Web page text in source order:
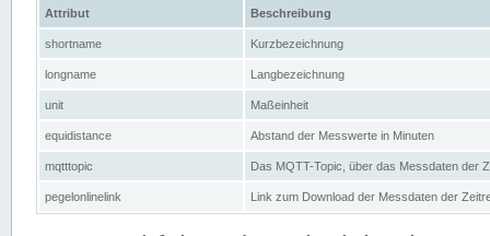
Attribut Beschreibung
shortname Kurzbezeichnung
longname Langbezeichnung
unit Maßeinheit
equidistance Abstand der Messwerte in Minuten
mqtttopic Das MQTT-Topic, über das Messdaten der
pegelonlinelink Link zum Download der Messdaten der